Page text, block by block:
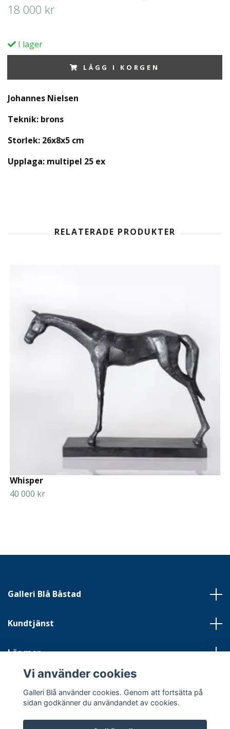
18 000 kr
I lager
LÄGG I KORGEN
Johannes Nielsen
Teknik: brons
Storlek: 26x8x5 cm
Upplaga: multipel 25 ex
Whisper
40 000 kr
Galleri Blå Båstad
Kundtjänst
Läs mer
Sociala medier
Vi använder cookies
Galleri Blå använder cookies. Genom att fortsätta på
sidan godkänner du användandet av cookies.